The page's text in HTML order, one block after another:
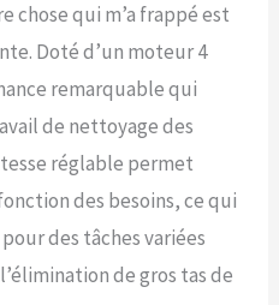
coûts. 【Haute
efficacité】 : le moteur 4
de 2600 W, la
de 7000 tr/min, le
volume d'air élevé de 498 ft
s et les sorties d'air
permettent au
produit d'éliminer
les feuilles, le
le gravier dur et la
ce qui améliore
votre efficacité. 【Design
chose qui m’a frappé est
Doté d’un moteur 4
remarquable qui
de nettoyage des
réglable permet
des besoins, ce qui
des tâches variées
de gros tas de